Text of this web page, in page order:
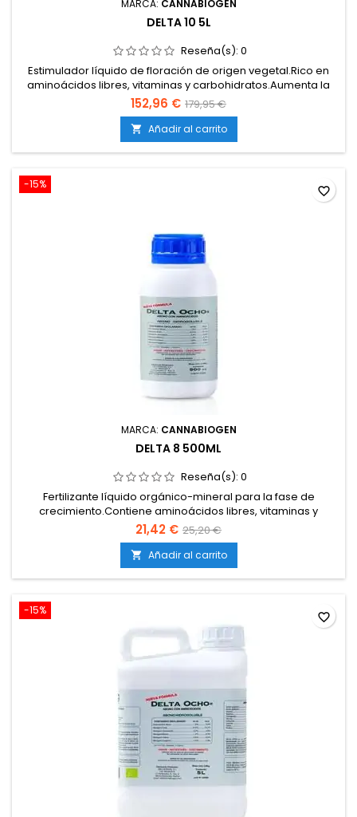
MARCA: CANNABIOGEN
DELTA 10 5L
Reseña(s): 0
Estimulador líquido de floración de origen vegetal.Rico en
aminoácidos libres, vitaminas y carbohidratos.Aumenta la
formación de flores densas, compactas y
resinosas.Potencia el aroma, sabor y calidad organoléptica
de la cosecha.Compatible con todo tipo de sistemas y
medios de cultivo.
152,96 € 179,95 €
 Añadir al carrito
-15%
MARCA: CANNABIOGEN
DELTA 8 500ML
Reseña(s): 0
Fertilizante líquido orgánico-mineral para la fase de
crecimiento.Contiene aminoácidos libres, vitaminas y
carbohidratos.Favorece un crecimiento vigoroso y
equilibrado.Estimula la formación de tallos, hojas y
raíces.Compatible con todos los sistemas y medios de
cultivo.
21,42 € 25,20 €
 Añadir al carrito
favorite_border
-15% favorite_border